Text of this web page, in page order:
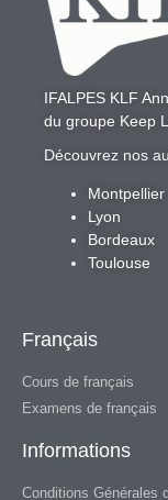
IFALPES KLF
du groupe Keep
Découvrez nos
Montpellier
Lyon
Bordeaux
Toulouse
Français
Cours de français
Examens de français
Informations
Conditions Générales